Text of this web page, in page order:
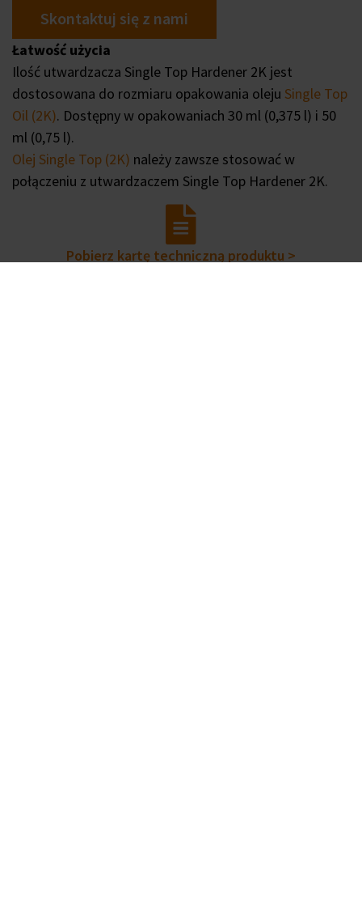
Skontaktuj się z nami
Łatwość użycia
Ilość utwardzacza Single Top Hardener 2K jest
dostosowana do rozmiaru opakowania oleju Single Top
Oil (2K). Dostępny w opakowaniach 30 ml (0,375 l) i 50
ml (0,75 l).
Olej Single Top (2K) należy zawsze stosować w
połączeniu z utwardzaczem Single Top Hardener 2K.
Pobierz kartę techniczną produktu >